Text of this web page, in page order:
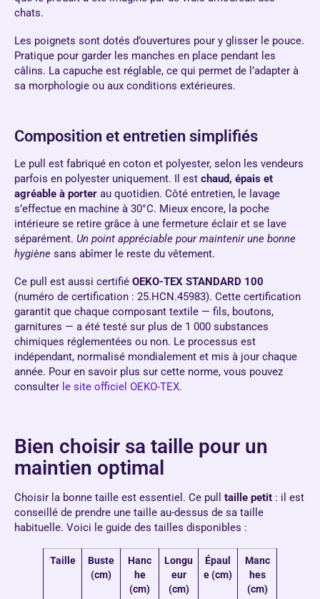
chats.
Les poignets sont dotés d’ouvertures pour y glisser le pouce.
Pratique pour garder les manches en place pendant les
câlins. La capuche est réglable, ce qui permet de l’adapter à
sa morphologie ou aux conditions extérieures.
Composition et entretien simplifiés
Le pull est fabriqué en coton et polyester, selon les vendeurs
parfois en polyester uniquement. Il est chaud, épais et
agréable à porter au quotidien. Côté entretien, le lavage
s’effectue en machine à 30°C. Mieux encore, la poche
intérieure se retire grâce à une fermeture éclair et se lave
séparément. Un point appréciable pour maintenir une bonne
hygiène sans abîmer le reste du vêtement.
Ce pull est aussi certifié OEKO-TEX STANDARD 100
(numéro de certification : 25.HCN.45983). Cette certification
garantit que chaque composant textile — fils, boutons,
garnitures — a été testé sur plus de 1 000 substances
chimiques réglementées ou non. Le processus est
indépendant, normalisé mondialement et mis à jour chaque
année. Pour en savoir plus sur cette norme, vous pouvez
consulter le site officiel OEKO-TEX.
Bien choisir sa taille pour un
maintien optimal
Choisir la bonne taille est essentiel. Ce pull taille petit : il est
conseillé de prendre une taille au-dessus de sa taille
habituelle. Voici le guide des tailles disponibles :
Taille
Buste
(cm)
Hanc
he
(cm)
Longu
eur
(cm)
Épaul
e (cm)
Manc
hes
(cm)